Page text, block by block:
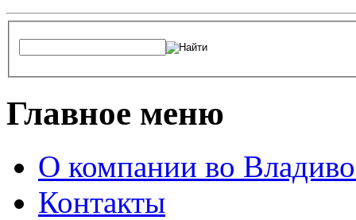
Главное меню
О компании во
Контакты